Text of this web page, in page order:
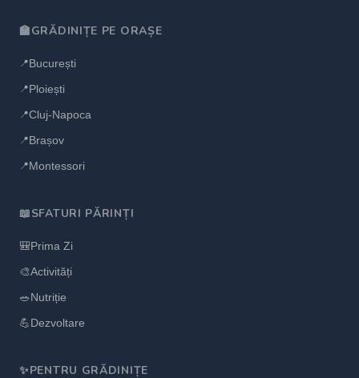
🏫GRĂDINIȚE PE ORAȘE
📍București
📍Ploiești
📍Cluj-Napoca
📍Brașov
📍Montessori
📖SFATURI PĂRINȚI
🎒Prima Zi
🎨Activități
🥗Nutriție
💪Dezvoltare
✨PENTRU GRĂDINIȚE